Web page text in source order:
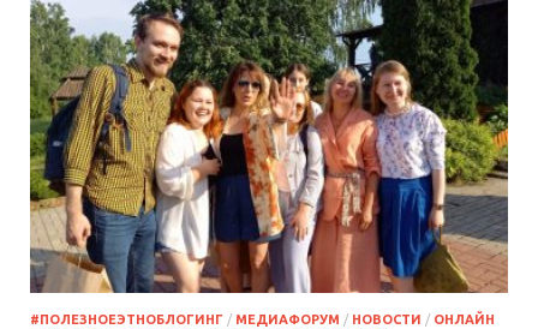
#ПОЛЕЗНОЕЭТНОБЛОГИНГ / МЕДИАФОРУМ / НОВОСТИ / ОНЛАЙН